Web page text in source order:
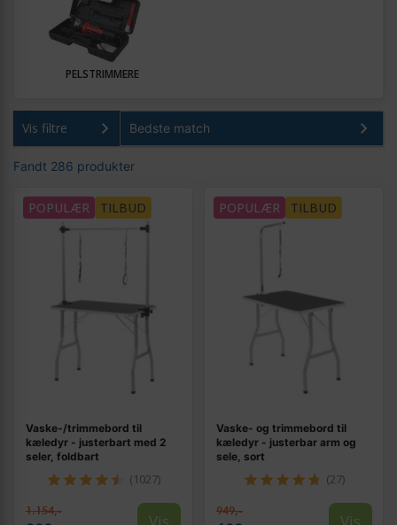
PELSTRIMMERE
Vis filtre
Fandt 286 produkter
POPULÆR TILBUD
Vaske-/trimmebord til
kæledyr - justerbart med 2
seler, foldbart
(1027)
1.154,-
POPULÆR TILBUD
Vaske- og trimmebord til
kæledyr - justerbar arm og
sele, sort
(27)
949,-